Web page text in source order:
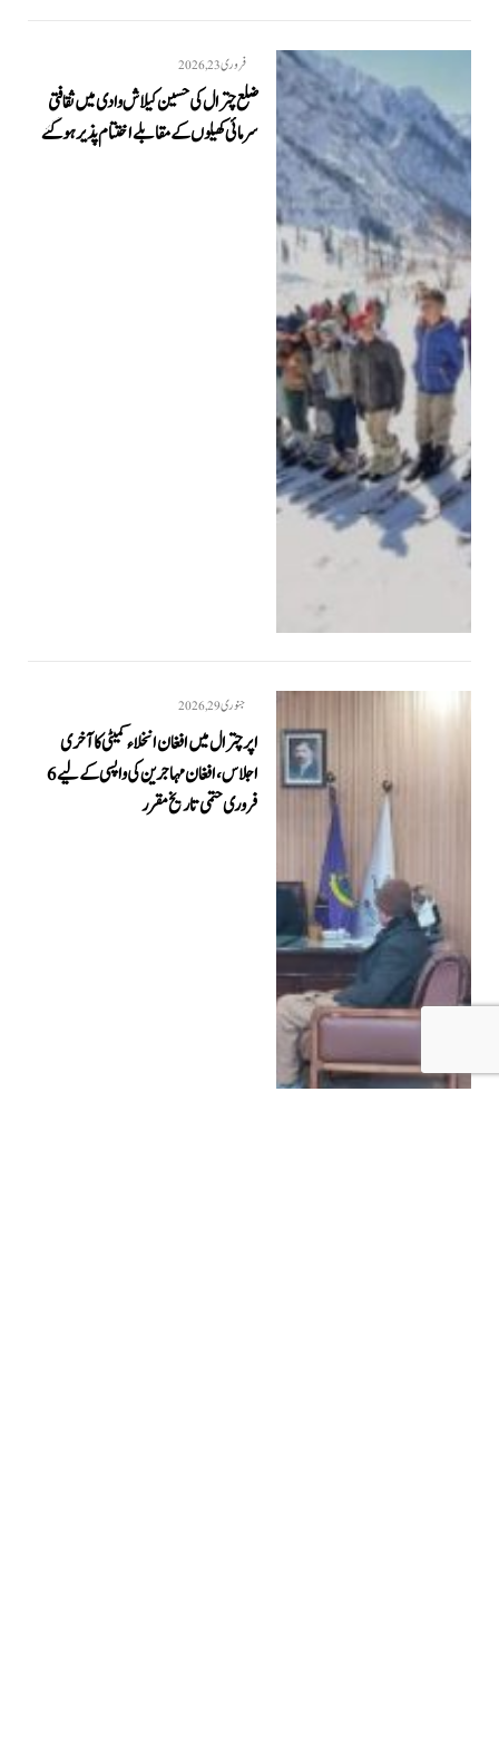
فروری 23, 2026
ضلع چترال کی حسین کیلاش وادی میں ثقافتی
سرمائی کھیلوں کے مقابلے اختتام پذیر ہو گئے
جنوری 29, 2026
اپر چترال میں افغان انخلاء کمیٹی کا آخری
اجلاس، افغان مہاجرین کی واپسی کے لیے 6
فروری حتمی تاریخ مقرر